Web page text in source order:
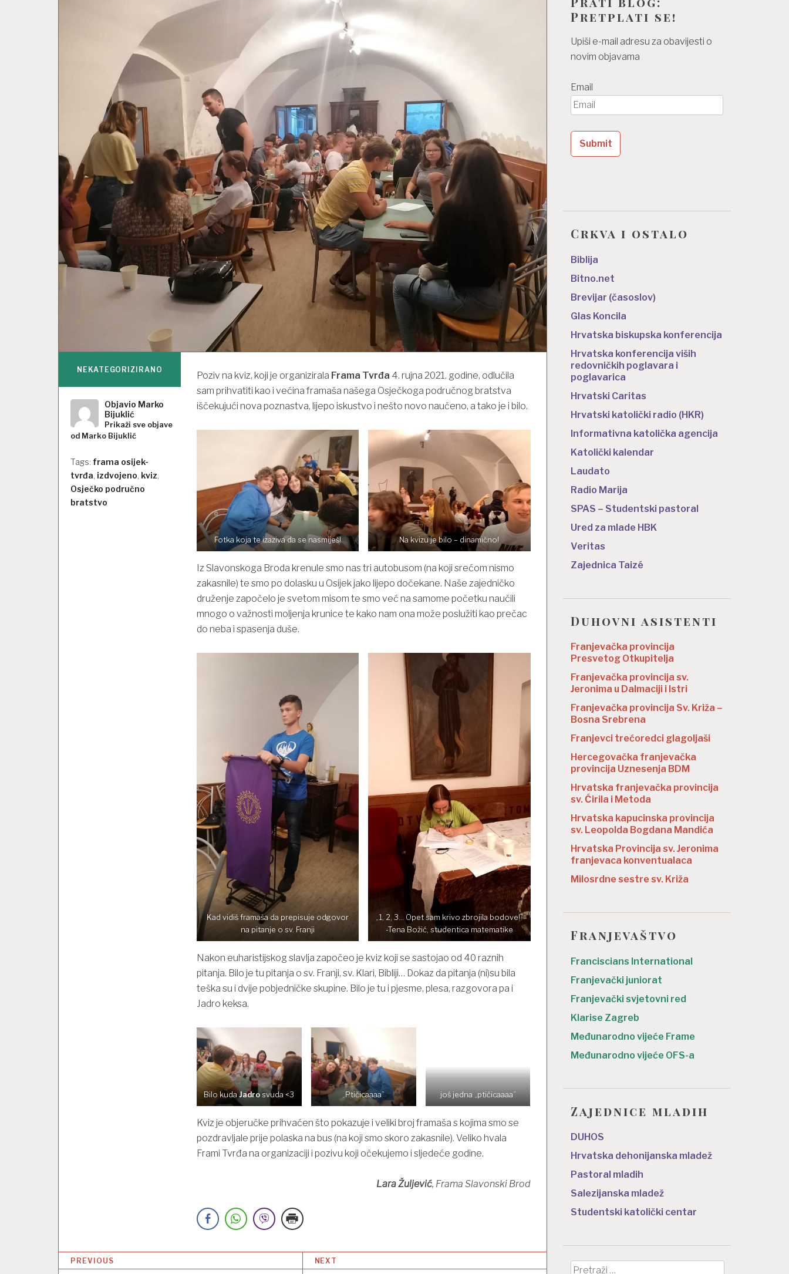
Poziv na kviz, koji je organizirala Frama Tvrđa 4. rujna 2021. godine, odlučila
sam prihvatiti kao i većina framaša našega Osječkoga područnog bratstva
iščekujući nova poznastva, lijepo iskustvo i nešto novo naučeno, a tako je i bilo.
Fotka koja te izaziva da se nasmiješ! Na kvizu je bilo – dinamično!
Iz Slavonskoga Broda krenule smo nas tri autobusom (na koji srećom nismo
zakasnile) te smo po dolasku u Osijek jako lijepo dočekane. Naše zajedničko
druženje započelo je svetom misom te smo već na samome početku naučili
mnogo o važnosti moljenja krunice te kako nam ona može poslužiti kao prečac
do neba i spasenja duše.
Kad vidiš framaša da prepisuje odgovor
na pitanje o sv. Franji
„1, 2, 3… Opet sam krivo zbrojila bodove!”
-Tena Božić, studentica matematike
Nakon euharistijskog slavlja započeo je kviz koji se sastojao od 40 raznih
pitanja. Bilo je tu pitanja o sv. Franji, sv. Klari, Bibliji… Dokaz da pitanja (ni)su bila
teška su i dvije pobjedničke skupine. Bilo je tu i pjesme, plesa, razgovora pa i
Jadro keksa.
Bilo kudaJadrosvuda <3 „Ptičicaaaa” još jedna „ptičicaaaa”
Kviz je objeručke prihvaćen što pokazuje i veliki broj framaša s kojima smo se
pozdravljale prije polaska na bus (na koji smo skoro zakasnile). Veliko hvala
Frami Tvrđa na organizaciji i pozivu koji očekujemo i sljedeće godine.
LaraŽuljević, Frama Slavonski Brod
NEKATEGORIZIRANO
Objavio Marko
Bijuklić
Prikaži sve objave
od Marko Bijuklić
Tags: frama osijek-
tvrđa, izdvojeno, kviz,
Osječko područno
bratstvo
NPREVIOUS NEXT
Pretplati se!
Upiši e-mail adresu za obavijesti o
novim objavama
Email
Crkva i ostalo
Biblija
Bitno.net
Brevijar (časoslov)
Glas Koncila
Hrvatska biskupska konferencija
Hrvatska konferencija viših
redovničkih poglavara i
poglavarica
Hrvatski Caritas
Hrvatski katolički radio (HKR)
Informativna katolička agencija
Katolički kalendar
Laudato
Radio Marija
SPAS – Studentski pastoral
Ured za mlade HBK
Veritas
Zajednica Taizé
Duhovni asistenti
Franjevačka provincija
Presvetog Otkupitelja
Franjevačka provincija sv.
Jeronima u Dalmaciji i Istri
Franjevačka provincija Sv. Križa –
Bosna Srebrena
Franjevci trećoredci glagoljaši
Hercegovačka franjevačka
provincija Uznesenja BDM
Hrvatska franjevačka provincija
sv. Ćirila i Metoda
Hrvatska kapucinska provincija
sv. Leopolda Bogdana Mandića
Hrvatska Provincija sv. Jeronima
franjevaca konventualaca
Milosrdne sestre sv. Križa
Franjevaštvo
Franciscians International
Franjevački juniorat
Franjevački svjetovni red
Klarise Zagreb
Međunarodno vijeće Frame
Međunarodno vijeće OFS-a
Zajednice mladih
DUHOS
Hrvatska dehonijanska mladež
Pastoral mladih
Salezijanska mladež
Studentski katolički centar
Pretraži: